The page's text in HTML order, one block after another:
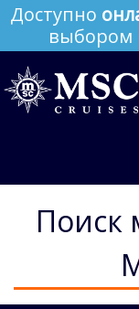
Доступно
выбором
Поиск